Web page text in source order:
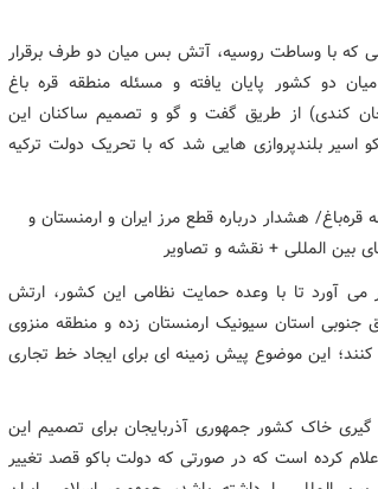
۲۰۲۰ میلادی و هنگامی که با وساطت روسیه، آتش بس میان دو طرف برقرار
دو کشور پایان یافته و مسئله منطقه قره باغ
کندی) از طریق گفت و گو و تصمیم ساکنان این
اسیر بلندپروازی هایی شد که با تحریک دولت ترکیه
می آورد تا با وعده حمایت نظامی این کشور، ارتش
استان سیونیک ارمنستان زده و منطقه منزوی
این موضوع پیش زمینه ای برای ایجاد خط تجاری
گیری خاک کشور جمهوری آذربایجان برای تصمیم این
کرده است که در صورتی که دولت باکو قصد تغییر